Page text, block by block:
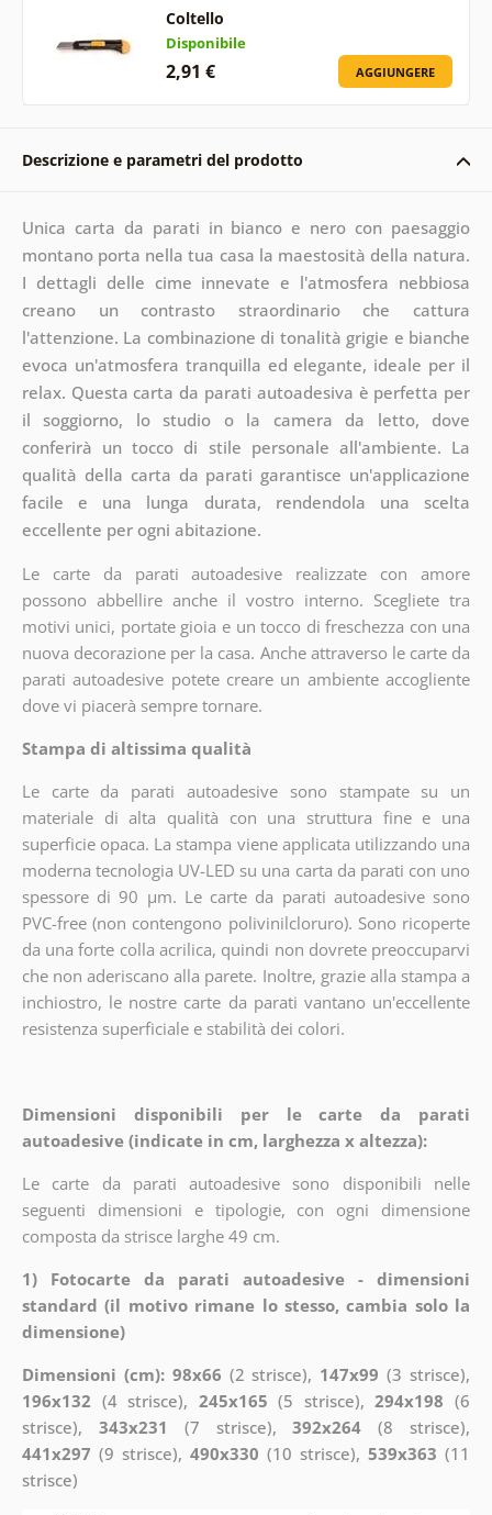
Coltello
Disponibile
2,91 € AGGIUNGERE
Descrizione e parametri del prodotto
Unica carta da parati in bianco e nero con paesaggio
montano porta nella tua casa la maestosità della natura.
I dettagli delle cime innevate e l'atmosfera nebbiosa
creano un contrasto straordinario che cattura
l'attenzione. La combinazione di tonalità grigie e bianche
evoca un'atmosfera tranquilla ed elegante, ideale per il
relax. Questa carta da parati autoadesiva è perfetta per
il soggiorno, lo studio o la camera da letto, dove
conferirà un tocco di stile personale all'ambiente. La
qualità della carta da parati garantisce un'applicazione
facile e una lunga durata, rendendola una scelta
eccellente per ogni abitazione.
Le carte da parati autoadesive realizzate con amore
possono abbellire anche il vostro interno. Scegliete tra
motivi unici, portate gioia e un tocco di freschezza con una
nuova decorazione per la casa. Anche attraverso le carte da
parati autoadesive potete creare un ambiente accogliente
dove vi piacerà sempre tornare.
Stampa di altissima qualità
Le carte da parati autoadesive sono stampate su un
materiale di alta qualità con una struttura fine e una
superficie opaca. La stampa viene applicata utilizzando una
moderna tecnologia UV-LED su una carta da parati con uno
spessore di 90 µm. Le carte da parati autoadesive sono
PVC-free (non contengono polivinilcloruro). Sono ricoperte
da una forte colla acrilica, quindi non dovrete preoccuparvi
che non aderiscano alla parete. Inoltre, grazie alla stampa a
inchiostro, le nostre carte da parati vantano un'eccellente
resistenza superficiale e stabilità dei colori.
Dimensioni disponibili per le carte da parati
autoadesive (indicate in cm, larghezza x altezza):
Le carte da parati autoadesive sono disponibili nelle
seguenti dimensioni e tipologie, con ogni dimensione
composta da strisce larghe 49 cm.
1) Fotocarte da parati autoadesive - dimensioni
standard (il motivo rimane lo stesso, cambia solo la
dimensione)
Dimensioni (cm): 98x66 (2 strisce), 147x99 (3 strisce),
196x132 (4 strisce), 245x165 (5 strisce),294x198 (6
strisce), 343x231 (7 strisce),392x264 (8 strisce),
441x297 (9 strisce), 490x330 (10 strisce),539x363 (11
strisce)